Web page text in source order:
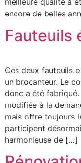
meilleure qualité a
encore de belles
Fauteuils
Ces deux fauteuils
un brocanteur. Le
donc a été
modifiée à la
mais offre toujours
participent
harmonieuse de […]